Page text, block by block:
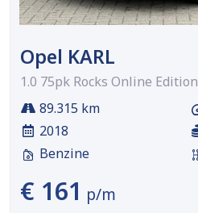
Opel KARL
1.0 75pk Rocks Online Edition
89.315 km
2018
Benzine
€ 161 p/m